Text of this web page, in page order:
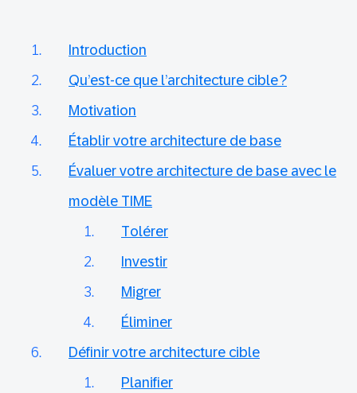
Introduction
Qu’est-ce que l’architecture cible ?
Motivation
Établir votre architecture de base
Évaluer votre architecture de base avec le
modèle TIME
Tolérer
Investir
Migrer
Éliminer
Définir votre architecture cible
Planifier